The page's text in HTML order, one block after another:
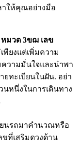
าให้คุณอย่างมือ
หมวด 3ขฌ เลข
พียงแต่เพิ่มความ
วามมั่นใจและนำพา
ทะเบียนในฝัน. อย่า
นหนึ่งในการเดินทาง
ยนรถมาคำนวณหรือ
ที่เสริมดวงด้าน